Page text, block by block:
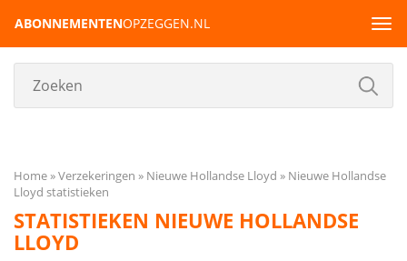
ABONNEMENTENOPZEGGEN.NL
Home Verzekeringen Nieuwe Hollandse Lloyd
Nieuwe Hollandse
Lloyd statistieken
STATISTIEKEN NIEUWE HOLLANDSE
LLOYD